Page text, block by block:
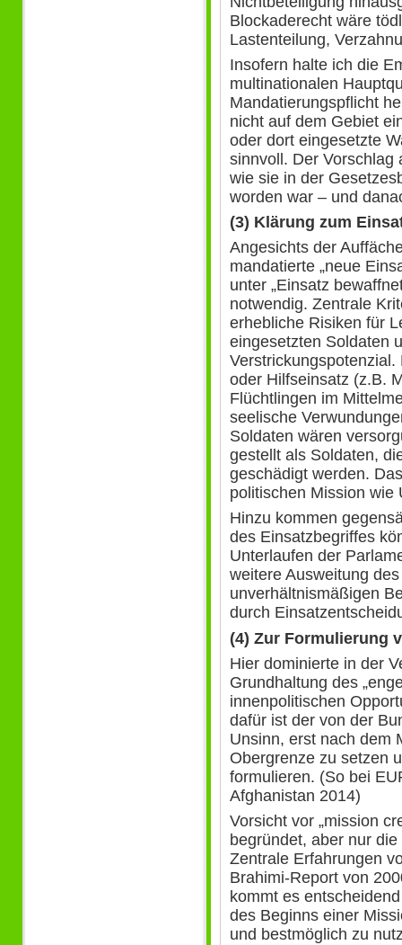
Blockaderecht wäre
Lastenteilung,
Insofern halte ich die
multinationalen
Mandatierungspflicht
nicht auf dem Gebiet
oder dort eingesetzte
sinnvoll. Der Vorschlag
wie sie in der
worden war – und
(3) Klärung zum
Angesichts der
mandatierte „neue
unter „Einsatz
notwendig. Zentrale
erhebliche Risiken für
eingesetzten Soldaten
oder Hilfseinsatz (z.B.
Flüchtlingen im
seelische
Soldaten wären
gestellt als Soldaten,
geschädigt werden.
politischen Mission wie
Hinzu kommen
des Einsatzbegriffes
Unterlaufen der
weitere Ausweitung
unverhältnismäßigen
durch
(4) Zur Formulierung
Hier dominierte in der
Grundhaltung des
innenpolitischen
dafür ist der von der
Unsinn, erst nach dem
Obergrenze zu setzen
formulieren. (So bei
Afghanistan 2014)
Vorsicht vor „mission
begründet, aber nur
Zentrale Erfahrungen
Brahimi-Report von
kommt es
des Beginns einer
und bestmöglich zu